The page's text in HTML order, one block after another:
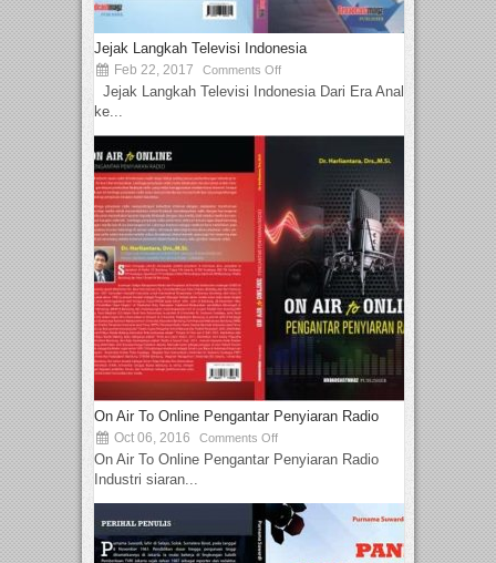
Jejak Langkah Televisi Indonesia
Feb 22, 2017 Comments Off
Jejak Langkah Televisi Indonesia Dari Era Analog
ke...
On Air To Online Pengantar Penyiaran Radio
Oct 06, 2016 Comments Off
On Air To Online Pengantar Penyiaran Radio
Industri siaran...